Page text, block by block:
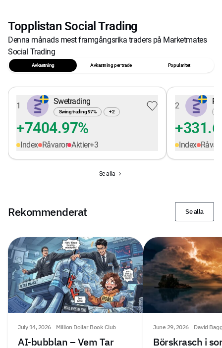
Topplistan Social Trading
Denna månads mest framgångsrika traders på Marketmates
Social Trading
Avkastning Avkastning per trade Popularitet
1 Swetrading
Swing trading97% +2
+7404.97%
Index Råvaror Aktier+3
2
Index
Se alla
Rekommenderat Se alla
July 14, 2026 Million Dollar Book Club
AI-bubblan – Vem Tar
June 29, 2026 David
Börskrasch i